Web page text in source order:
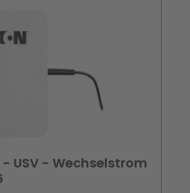
- USV - Wechselstrom